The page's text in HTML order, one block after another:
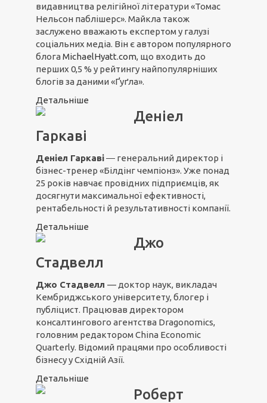
видавництва релігійної літератури «Томас
Нельсон паблішерс». Майкла також
заслужено вважають експертом у галузі
соціальних медіа. Він є автором популярного
блога MichaelHyatt.com, що входить до
перших 0,5 % у рейтингу найпопулярніших
блогів за даними «Ґуґла».
Детальніше
Деніел
Гаркаві
Деніел Гаркаві― генеральний директор і
бізнес-тренер «Білдінг чемпіонз». Уже понад
25 років навчає провідних підприємців, як
досягнути максимальної ефективності,
рентабельності й результативності компанії.
Детальніше
Джо
Стадвелл
Джо Стадвелл — доктор наук, викладач
Кембриджського університету, блогер і
публіцист. Працював директором
консалтингового агентства Dragonomics,
головним редактором China Economic
Quarterly. Відомий працями про особливості
бізнесу у Східній Азії.
Детальніше
Роберт